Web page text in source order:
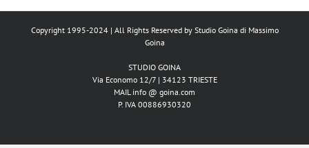
Copyright 1995-2024 | All Rights Reserved by Studio Goina di Massimo
Goina
STUDIO GOINA
Via Economo 12/7 | 34123 TRIESTE
MAIL info @ goina.com
P. IVA 00886930320